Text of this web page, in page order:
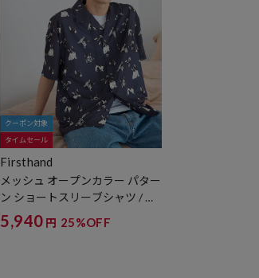
クーポン対象
タイムセール
Firsthand
メッシュ オープンカラー パター
ン ショートスリーブシャツ / 総
柄デザイン開襟シャツ / ビッグ
シルエット
5,940 円 25%OFF